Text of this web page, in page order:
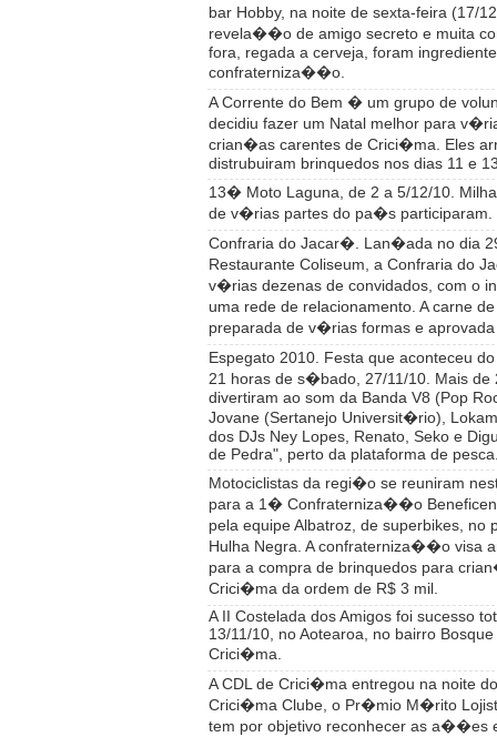
bar Hobby, na noite de sexta-feira (17/
revela��o de amigo secreto e muita
fora, regada a cerveja, foram
confraterniza��o.
A Corrente do Bem � um grupo de
decidiu fazer um Natal melhor para
crian�as carentes de Crici�ma. Eles
distrubuiram brinquedos nos dias 11 e
13� Moto Laguna, de 2 a 5/12/10.
de v�rias partes do pa�s participaram.
Confraria do Jacar�. Lan�ada no dia
Restaurante Coliseum, a Confraria do
v�rias dezenas de convidados, com o
uma rede de relacionamento. A carne
preparada de v�rias formas e
Espegato 2010. Festa que aconteceu
21 horas de s�bado, 27/11/10. Mais de
divertiram ao som da Banda V8 (Pop
Jovane (Sertanejo Universit�rio),
dos DJs Ney Lopes, Renato, Seko e
de Pedra", perto da plataforma de
Motociclistas da regi�o se reuniram
para a 1� Confraterniza��o
pela equipe Albatroz, de superbikes,
Hulha Negra. A confraterniza��o visa
para a compra de brinquedos para
Crici�ma da ordem de R$ 3 mil.
A II Costelada dos Amigos foi sucesso
13/11/10, no Aotearoa, no bairro
Crici�ma.
A CDL de Crici�ma entregou na noite
Crici�ma Clube, o Pr�mio M�rito
tem por objetivo reconhecer as a��es